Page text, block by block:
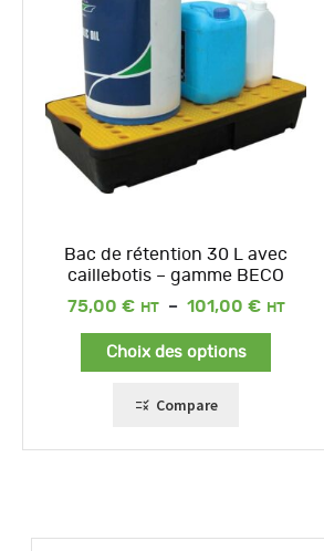
Bac de rétention 30 L avec
caillebotis – gamme BECO
75,00 € – 101,00 €
Plage
Choix des options
Compare